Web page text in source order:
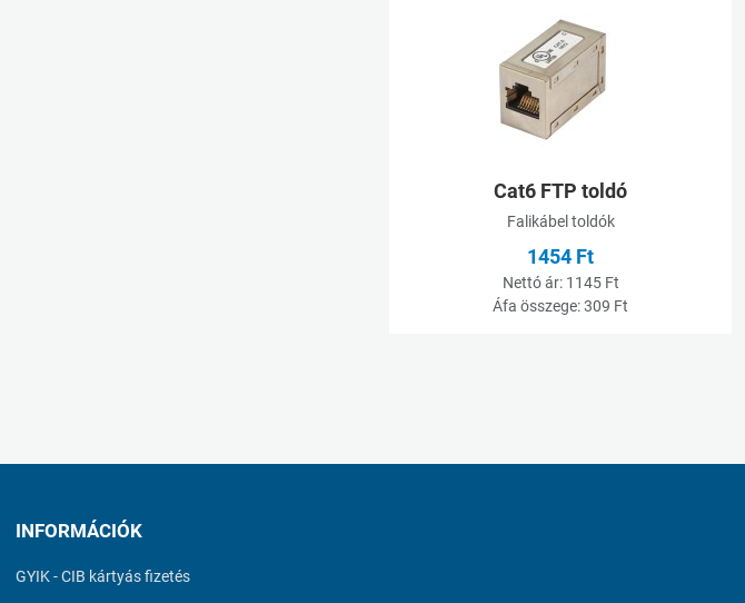
Cat6 FTP toldó
Falikábel toldók
1454 Ft
Nettó ár: 1145 Ft
Áfa összege:309 Ft
INFORMÁCIÓK
GYIK - CIB kártyás fizetés